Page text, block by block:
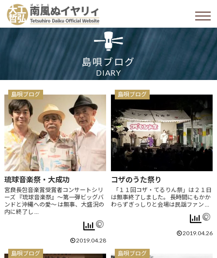
島唄ブログ
DIARY
島唄ブログ
琉球音楽祭・大成功
宮良長包音楽賞受賞者コンサートシリ
ーズ 『琉球音楽祭』～第一弾ビッグバ
ンドと沖縄への愛～ は無事、大盛況の
内に終了し …
2019.04.28
島唄ブログ
コザのうた祭り
「１１回コザ・てるりん祭」は２１日
は無事終了しました。 長時間にもかか
わらずぎっしりと会場は民謡ファン …
2019.04.26
島唄ブログ 島唄ブログ